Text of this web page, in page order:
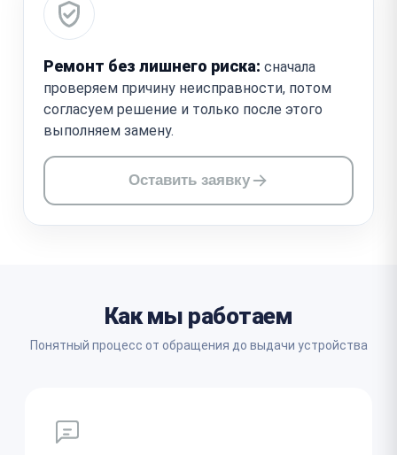
Ремонт без лишнего риска: сначала
проверяем причину неисправности, потом
согласуем решение и только после этого
выполняем замену.
Оставить заявку
Как мы работаем
Понятный процесс от обращения до выдачи устройства